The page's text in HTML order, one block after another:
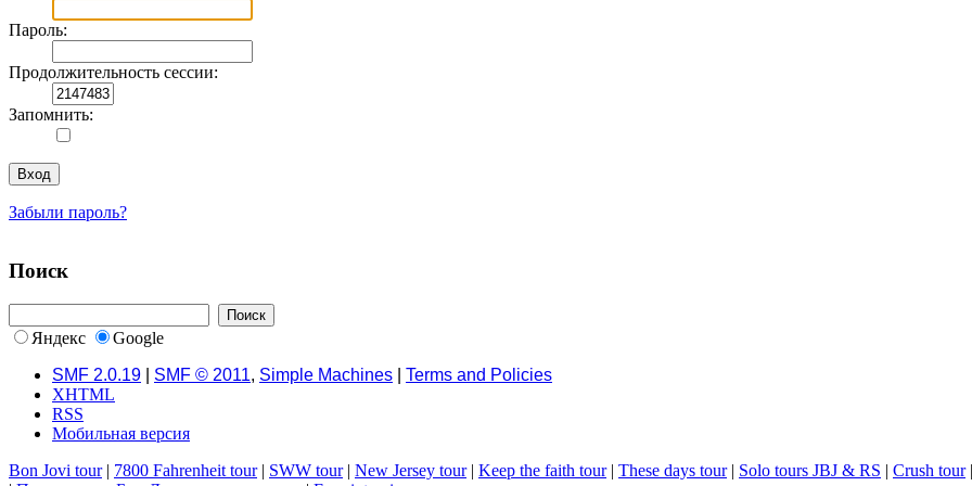
Пароль:
Продолжительность сессии:
Запомнить:
Забыли пароль?
Поиск
Яндекс
Google
SMF 2.0.19
SMF © 2011, Simple Machines
Terms and Policies
XHTML
RSS
Мобильная версия
Bon Jovi tour| 7800 Fahrenheit tour| SWW tour| New Jersey tour| Keep the faith tour| These days tour| Solo tours JBJ & RS | Crush tour|